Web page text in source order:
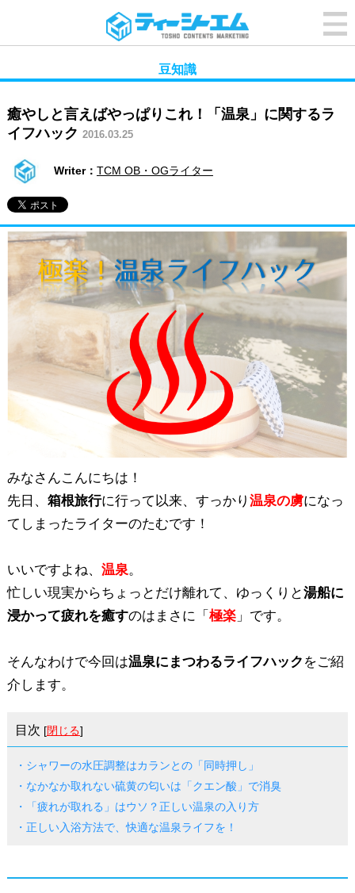
豆知識
癒やしと言えばやっぱりこれ！「温泉」に関するラ
イフハック 2016.03.25
Writer： TCM OB・OGライター
みなさんこんにちは！
先日、 箱根旅行に行って以来、すっかり 温泉の虜になっ
てしまったライターのたむです！
いいですよね、 温泉。
忙しい現実からちょっとだけ離れて、ゆっくりと湯船に
浸かって疲れを癒すのはまさに「 極楽」です。
そんなわけで今回は温泉にまつわるライフハック をご紹
介します。
目次 [閉じる]
・シャワーの水圧調整はカランとの「同時押し」
・なかなか取れない硫黄の匂いは「クエン酸」で消臭
・「疲れが取れる」はウソ？正しい温泉の入り方
・正しい入浴方法で、快適な温泉ライフを！